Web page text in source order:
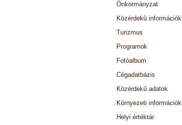
Önkormányzat
Közérdekû információk
Turizmus
Programok
Fotóalbum
Cégadatbázis
Közérdekû adatok
Környezeti információk
Helyi értéktár